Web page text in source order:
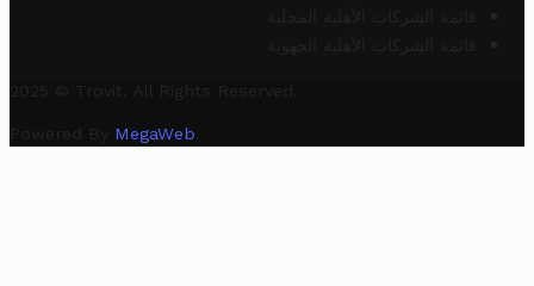
قائمة الشركات الأهلية المحلية
قائمة الشركات الأهلية الجهوية
2025 © Trovit. All Rights Reserved.
Powered By MegaWeb